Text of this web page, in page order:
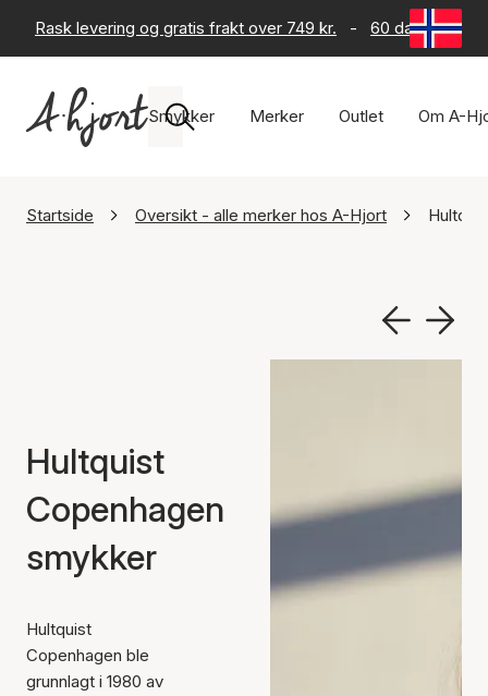
Rask levering og gratis frakt over 749 kr. - 60 dagers
Smykker Merker Outlet Om A-
Startside Oversikt - alle merker hos A-Hjort
Hultquist
Copenhagen
smykker
Hultquist
Copenhagen ble
grunnlagt i 1980 av